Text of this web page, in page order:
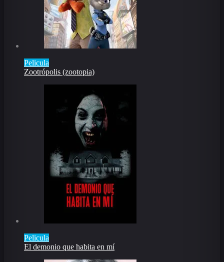
Pelicula
Zootrópolis (zootopia)
Pelicula
El demonio que habita en mí